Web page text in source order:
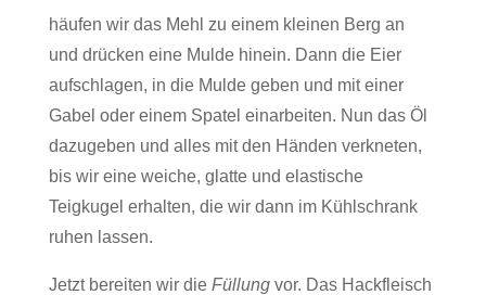
häufen wir das Mehl zu einem kleinen Berg an
und drücken eine Mulde hinein. Dann die Eier
aufschlagen, in die Mulde geben und mit einer
Gabel oder einem Spatel einarbeiten. Nun das Öl
dazugeben und alles mit den Händen verkneten,
bis wir eine weiche, glatte und elastische
Teigkugel erhalten, die wir dann im Kühlschrank
ruhen lassen.
Jetzt bereiten wir die Füllungvor. Das Hackfleisch